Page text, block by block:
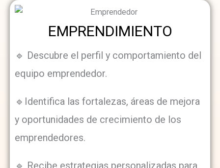
EMPRENDIMIENTO
🔹 Descubre el perfil y comportamiento del
equipo emprendedor.
🔹Identifica las fortalezas, áreas de mejora
y oportunidades de crecimiento de los
emprendedores.
🔹 Recibe estrategias personalizadas para